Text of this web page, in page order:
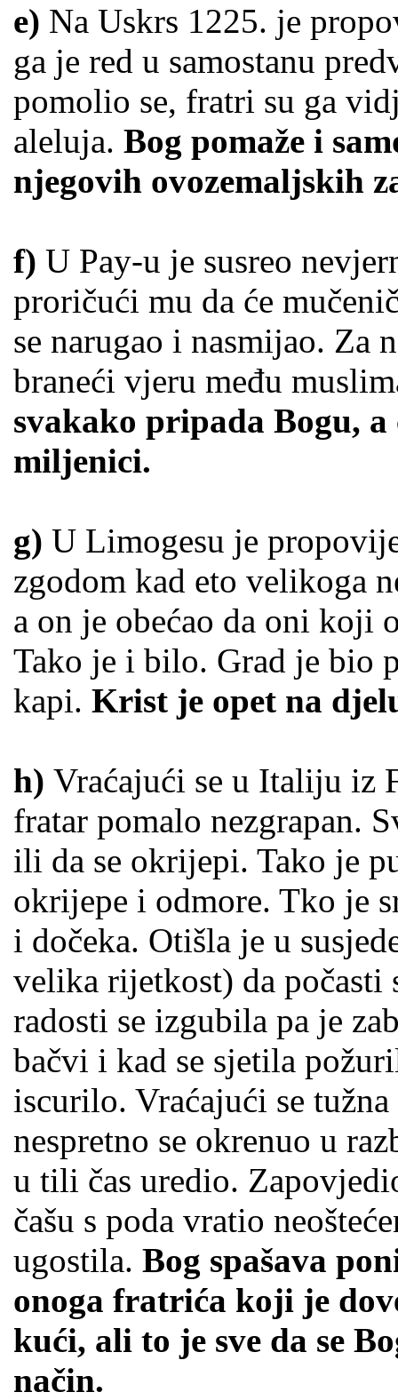
e) Na Uskrs 1225. je
ga je red u samostanu
pomolio se, fratri su ga
aleluja. Bog pomaže i
njegovih ovozemaljskih
f) U Pay-u je susreo
proričući mu da će
se narugao i nasmijao. Za
braneći vjeru među
svakako pripada Bogu,
miljenici.
g) U Limogesu je
zgodom kad eto velikoga
a on je obećao da oni koji
Tako je i bilo. Grad je bio
kapi. Krist je opet na
h) Vraćajući se u Italiju iz
fratar pomalo nezgrapan.
ili da se okrijepi. Tako je
okrijepe i odmore. Tko je
i dočeka. Otišla je u
velika rijetkost) da počasti
radosti se izgubila pa je
bačvi i kad se sjetila
iscurilo. Vraćajući se
nespretno se okrenuo u
u tili čas uredio.
čašu s poda vratio
ugostila. Bog spašava
onoga fratrića koji je
kući, ali to je sve da se
način.